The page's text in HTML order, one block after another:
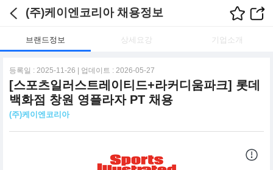
(주)케이엔코리아 채용정보
브랜드정보 상세요강 기업소개
등록일 : 2025-11-26 | 업데이트 : 2026-05-27
[스포츠일러스트레이티드+라커디움파크] 롯데
백화점 창원 영플라자 PT 채용
(주)케이엔코리아